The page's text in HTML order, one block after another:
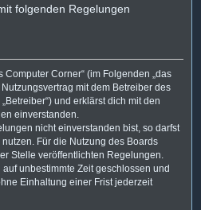
folgenden Regelungen
Computer Corner“ (im Folgenden „das
mit dem Betreiber des
und erklärst dich mit den
einverstanden.
nicht einverstanden bist, so darfst
Für die Nutzung des Boards
Stelle veröffentlichten Regelungen.
unbestimmte Zeit geschlossen und
Einhaltung einer Frist jederzeit